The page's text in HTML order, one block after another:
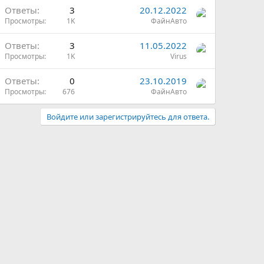
Ответы 3
Просмотры 1K
20.12.2022
ФайнАвто
Ответы 3
Просмотры 1K
11.05.2022
Virus
Ответы 0
Просмотры 676
23.10.2019
ФайнАвто
Войдите или зарегистрируйтесь для ответа.